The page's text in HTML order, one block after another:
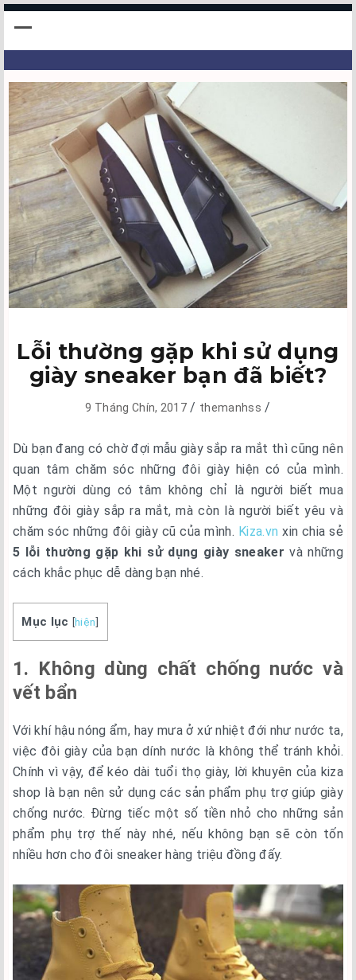
Lỗi thường gặp khi sử dụng
giày sneaker bạn đã biết?
9 Tháng Chín, 2017 / themanhss /
Dù bạn đang có chờ đợi mẫu giày sắp ra mắt thì cũng nên
quan tâm chăm sóc những đôi giày hiện có của mình.
Một người dùng có tâm không chỉ là người biết mua
những đôi giày sắp ra mắt, mà còn là người biết yêu và
chăm sóc những đôi giày cũ của mình. Kiza.vn xin chia sẻ
5 lỗi thường gặp khi sử dụng giày sneaker và những
cách khắc phục dễ dàng bạn nhé.
Mục lục [hiện]
1. Không dùng chất chống nước và
vết bẩn
Với khí hậu nóng ẩm, hay mưa ở xứ nhiệt đới như nước ta,
việc đôi giày của bạn dính nước là không thể tránh khỏi.
Chính vì vậy, để kéo dài tuổi thọ giày, lời khuyên của kiza
shop là bạn nên sử dụng các sản phẩm phụ trợ giúp giày
chống nước. Đừng tiếc một số tiền nhỏ cho những sản
phẩm phụ trợ thế này nhé, nếu không bạn sẽ còn tốn
nhiều hơn cho đôi sneaker hàng triệu đồng đấy.